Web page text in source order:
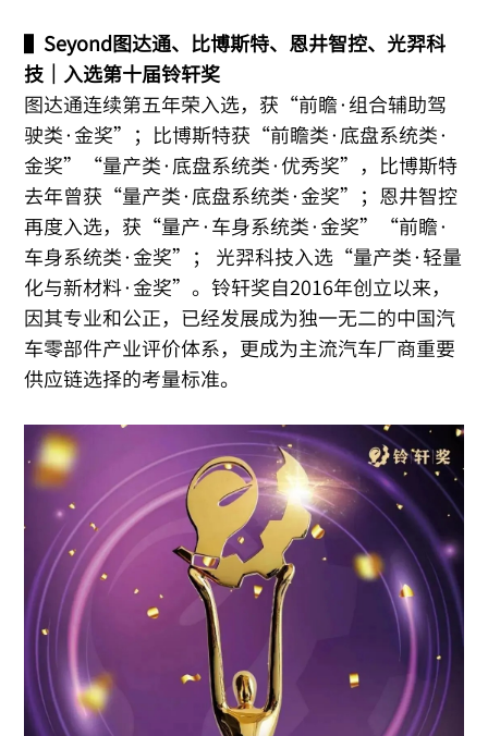
▌ Seyond图达通、比博斯特、恩井智控、光羿科
技｜入选第十届铃轩奖
图达通连续第五年荣入选，获“前瞻·组合辅助驾
驶类·金奖”；比博斯特获“前瞻类·底盘系统类·
金奖”“量产类·底盘系统类·优秀奖”，比博斯特
去年曾获“量产类·底盘系统类·金奖”；恩井智控
再度入选，获“量产·车身系统类·金奖”“前瞻·
车身系统类·金奖”； 光羿科技入选“量产类·轻量
化与新材料·金奖”。铃轩奖自2016年创立以来，
因其专业和公正，已经发展成为独一无二的中国汽
车零部件产业评价体系，更成为主流汽车厂商重要
供应链选择的考量标准。